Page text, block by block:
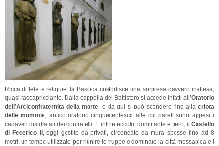
Ricca di tele e reliquie, la Basilica custodisce una sorpresa davvero inattesa,
quasi raccapricciante. Dalla cappella del Battistero si accede infatti all’Oratorio
dell’Arciconfraternita della morte , e da qui si può scendere fino alla cripta
delle mummie , antico oratorio cinquecentesco alle cui pareti sono appesi i
cadaveri disidratati dei confratelli. E infine eccolo, dominante e fiero, il Castello
di Federico II, oggi gestito da privati, circondato da mura spesse fino ad 8
metri, un tempo utilizzato per riunire le truppe e dominare la città messapica e i